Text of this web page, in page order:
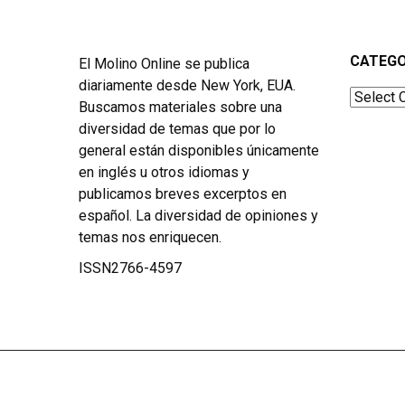
El Molino Online se publica
diariamente desde New York, EUA.
Buscamos materiales sobre una
diversidad de temas que por lo
general están disponibles únicamente
en inglés u otros idiomas y
publicamos breves excerptos en
español. La diversidad de opiniones y
temas nos enriquecen.
ISSN2766-4597